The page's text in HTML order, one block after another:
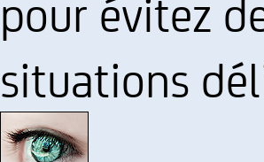
pour évitez
situations